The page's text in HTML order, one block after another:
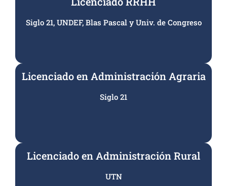
Siglo 21, UNDEF, Blas Pascal y Univ. de Congreso
Licenciado en Administración Agraria
Siglo 21
Licenciado en Administración Rural
UTN